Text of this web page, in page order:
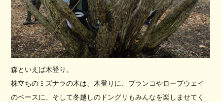
森といえば木登り。
株立ちのミズナラの木は、木登りに、ブランコやロープウェイ
のベースに、そして冬越しのドングリもみんなを楽しませてく